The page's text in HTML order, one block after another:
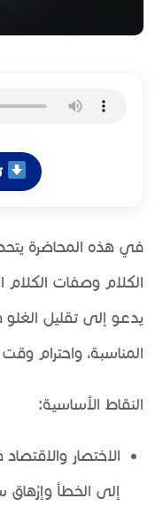
في هذه المحاضرة
الكلام وصفات
يدعو إلى تقليل الغلو
المناسبة، واحترام
النقاط الأساسية:
الاختصار
إلى الخطأ وإرْهاق